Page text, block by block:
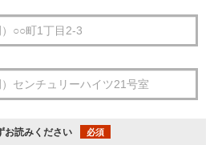
お読みください 必須